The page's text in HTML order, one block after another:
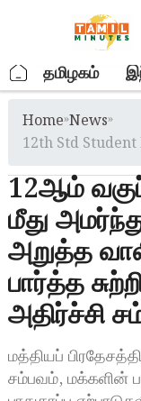
. தமிழகம்
Home»News»
12th Std
12ஆம்
மீது
அறுத்த
பார்த்த
அதிர்ச்சி
மத்தியப்
சம்பவம், மக்களின்